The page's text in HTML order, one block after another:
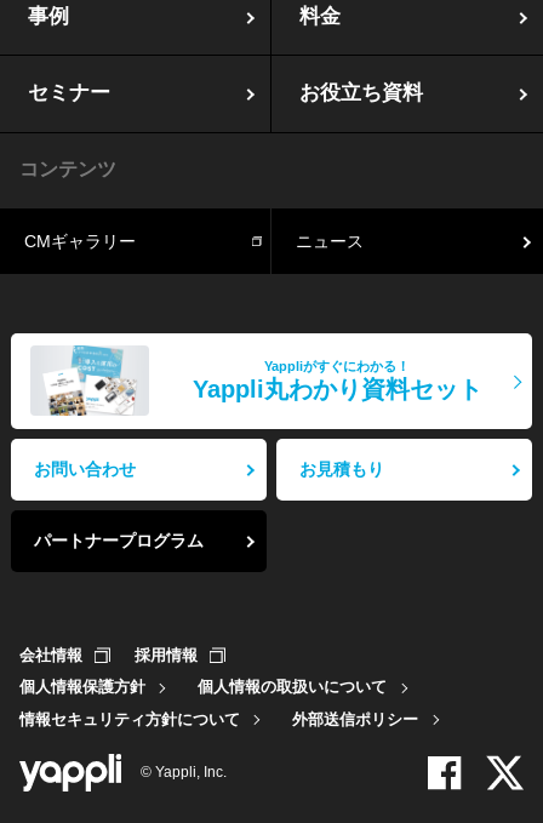
事例 料金
セミナー お役立ち資料
コンテンツ
CMギャラリー ニュース
Yappliがすぐにわかる！
Yappli丸わかり資料セット
お問い合わせ お見積もり
パートナープログラム
会社情報
採用情報
個人情報保護方針
個人情報の取扱いについて
情報セキュリティ方針について
外部送信ポリシー
© Yappli, Inc.